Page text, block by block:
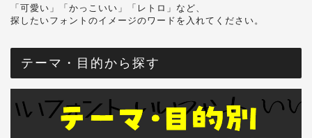
「可愛い」「かっこいい」「レトロ」など、
探したいフォントのイメージのワードを入れてください。
テーマ・目的から探す